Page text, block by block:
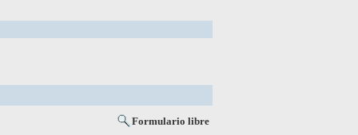
Formulario libre